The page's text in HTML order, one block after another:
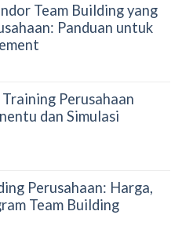
Team Building yang
Panduan untuk
Perusahaan
dan Simulasi
Perusahaan: Harga,
Team Building